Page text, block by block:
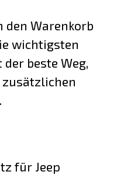
den Warenkorb
wichtigsten
beste Weg,
für Jeep